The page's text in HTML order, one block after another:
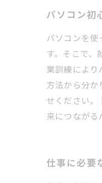
パソコン初
パソコンを使
す。そこで、
業訓練によ
方法から分か
せください。
来につながる
仕事に必要